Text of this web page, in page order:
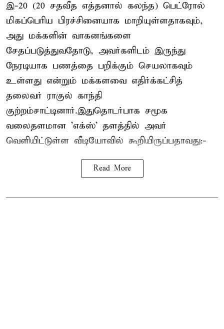
இ-20 (20 சதவீத எத்தனால் கலந்த) பெட்ரோல்
மிகப்பெரிய பிரச்சினையாக மாறியுள்ளதாகவும்,
அது மக்களின் வாகனங்களை
சேதப்படுத்துவதோடு, அவர்களிடம் இருந்து
நேரடியாக பணத்தை பறிக்கும் செயலாகவும்
உள்ளது என்றும் மக்களவை எதிர்க்கட்சித்
தலைவர் ராகுல் காந்தி
குற்றம்சாட்டினார்.இதுதொடர்பாக சமூக
வலைதளமான 'எக்ஸ்' தளத்தில் அவர்
வெளியிட்டுள்ள வீடியோவில் கூறியிருப்பதாவது:-
Read More